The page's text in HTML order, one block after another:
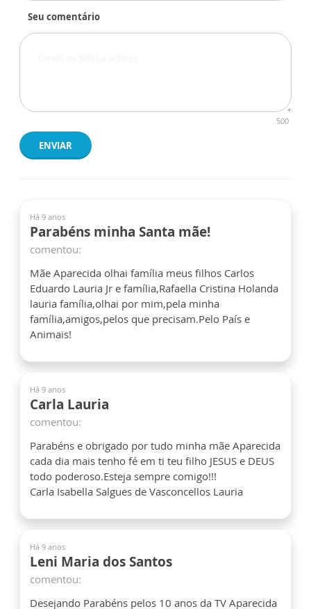
Seu comentário
500
ENVIAR
Há 9 anos
Parabéns minha Santa mãe!
comentou:
Mãe Aparecida olhai família meus filhos Carlos
Eduardo Lauria Jr e família,Rafaella Cristina Holanda
lauria família,olhai por mim,pela minha
família,amigos,pelos que precisam.Pelo País e
Animais!
Há 9 anos
Carla Lauria
comentou:
Parabéns e obrigado por tudo minha mãe Aparecida
cada dia mais tenho fé em ti teu filho JESUS e DEUS
todo poderoso.Esteja sempre comigo!!!
Carla Isabella Salgues de Vasconcellos Lauria
Há 9 anos
Leni Maria dos Santos
comentou:
Desejando Parabéns pelos 10 anos da TV Aparecida